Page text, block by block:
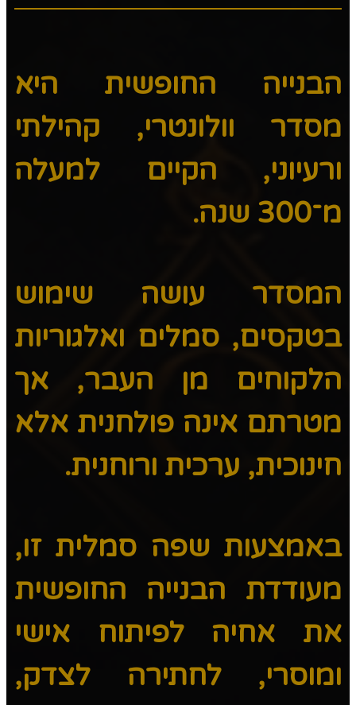
הבנייה החופשית היא
מסדר וולונטרי, קהילתי
ורעיוני, הקיים למעלה
מ־300 שנה.
המסדר עושה שימוש
בטקסים, סמלים ואלגוריות
הלקוחים מן העבר, אך
מטרתם אינה פולחנית אלא
חינוכית, ערכית ורוחנית.
באמצעות שפה סמלית זו,
מעודדת הבנייה החופשית
את אחיה לפיתוח אישי
ומוסרי, לחתירה לצדק,